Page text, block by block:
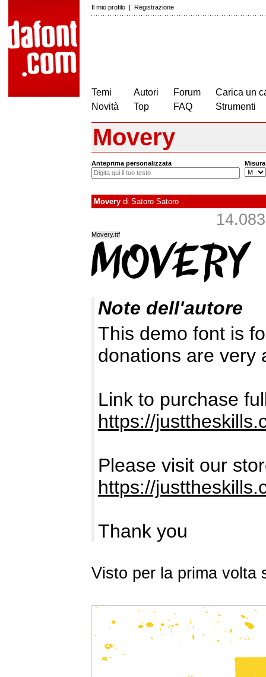
Il mio profilo | Registrazione
Temi
Novità
Autori
Top
Forum
FAQ
Carica un
Strumenti
Movery
Anteprima personalizzata Misura
Movery di Satoro Satoro
Movery.ttf
Note dell'autore
This demo font is
donations are very
Link to purchase
https://
Please visit our
https://
Thank you
Visto per la prima volta